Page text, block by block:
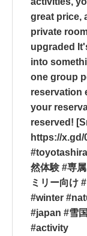
great price,
private
upgraded
into
one group
reservation
your
reserved!
https://x.gd/
然体験 #専
ミリー向け
#winter
#japan #雪
#activity